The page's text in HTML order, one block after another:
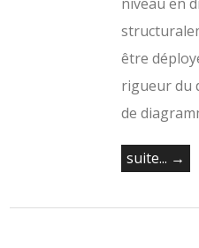
être
rigueur du
de
suite... →